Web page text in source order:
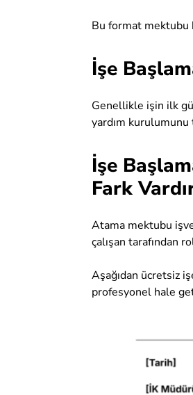
Bu format mektubu
İşe
Genellikle işin ilk
yardım
İşe
Fark
Atama mektubu
çalışan tarafından
Aşağıdan ücretsiz
profesyonel hale